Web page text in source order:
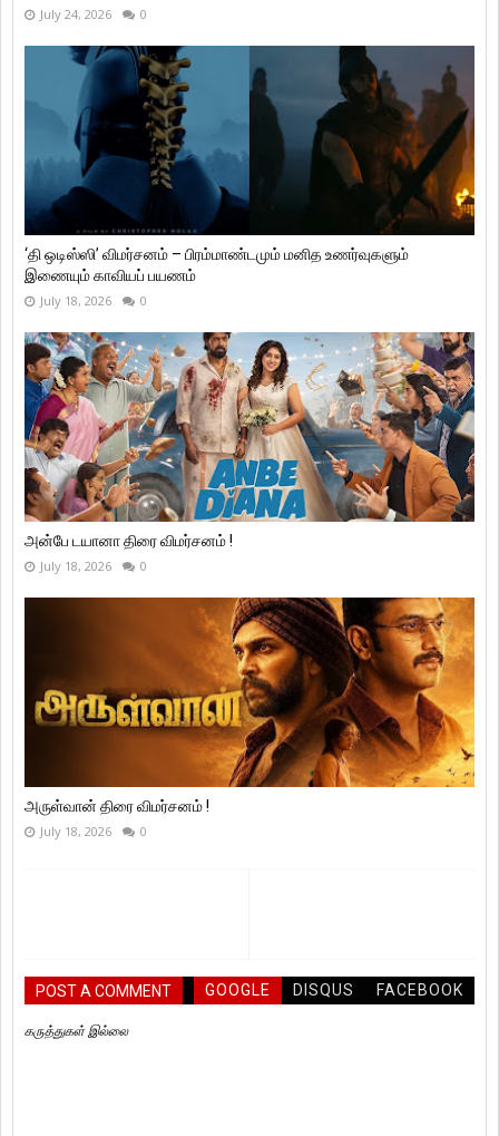
July 24, 2026 0
‘தி ஒடிஸ்ஸி’ விமர்சனம் – பிரம்மாண்டமும் மனித உணர்வுகளும்
இணையும் காவியப் பயணம்
July 18, 2026 0
அன்பே டயானா திரை விமர்சனம் !
July 18, 2026 0
அருள்வான் திரை விமர்சனம் !
July 18, 2026 0
POST A COMMENT GOOGLE DISQUS FACEBOOK
கருத்துகள் இல்லை